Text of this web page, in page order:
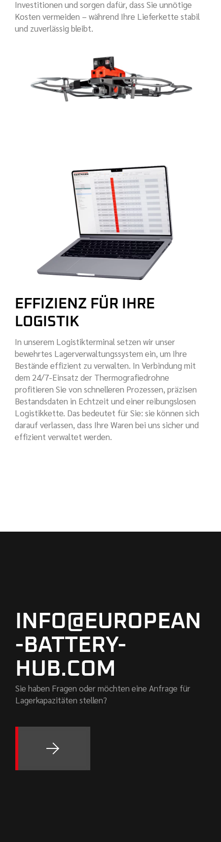
Investitionen und sorgen dafür, dass Sie unnötige
Kosten vermeiden – während Ihre Lieferkette stabil
und zuverlässig bleibt.
EFFIZIENZ FÜR IHRE
LOGISTIK
In unserem Logistikterminal setzen wir unser
bewehrtes Lagerverwaltungssystem ein, um Ihre
Bestände effizient zu verwalten. In Verbindung mit
dem 24/7-Einsatz der Thermografiedrohne
profitieren Sie von schnelleren Prozessen, präzisen
Bestandsdaten in Echtzeit und einer reibungslosen
Logistikkette. Das bedeutet für Sie: sie können sich
darauf verlassen, dass Ihre Waren bei uns sicher und
effizient verwaltet werden.
INFO@EUROPEAN
-BATTERY-
HUB.COM
Sie haben Fragen oder möchten eine Anfrage für
Lagerkapazitäten stellen?